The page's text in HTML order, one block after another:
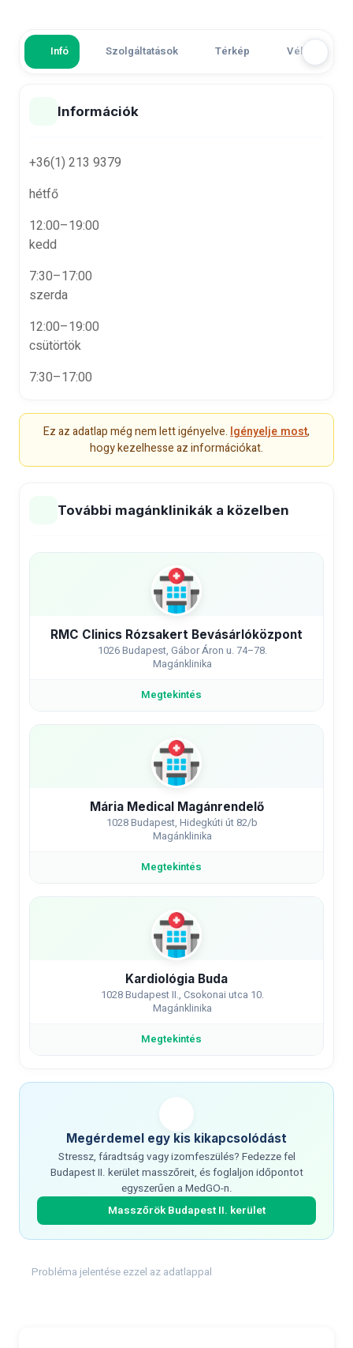
Infó Szolgáltatások Térkép Vélemények
Információk
+36(1) 213 9379
hétfő
12:00–19:00
kedd
7:30–17:00
szerda
12:00–19:00
csütörtök
7:30–17:00
Ez az adatlap még nem lett igényelve. Igényelje most,
hogy kezelhesse az információkat.
További magánklinikák a közelben
RMC Clinics Rózsakert Bevásárlóközpont
1026 Budapest, Gábor Áron u. 74–78.
Magánklinika
Megtekintés
Mária Medical Magánrendelő
1028 Budapest, Hidegkúti út 82/b
Magánklinika
Megtekintés
Kardiológia Buda
1028 Budapest II., Csokonai utca 10.
Magánklinika
Megtekintés
Megérdemel egy kis kikapcsolódást
Stressz, fáradtság vagy izomfeszülés? Fedezze fel
Budapest II. kerület masszőreit, és foglaljon időpontot
egyszerűen a MedGO-n.
Masszőrök Budapest II. kerület
Probléma jelentése ezzel az adatlappal